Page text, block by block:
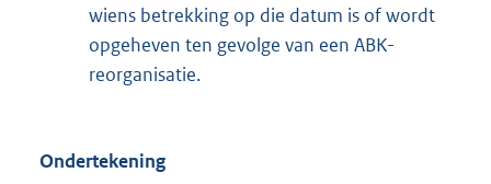
wiens betrekking op die datum is of wordt
opgeheven ten gevolge van een ABK-
reorganisatie.
Ondertekening